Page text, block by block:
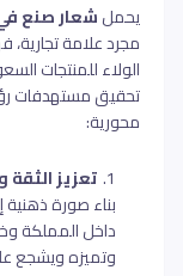
يحملشعار صنع
مجرد علامة
الولاء للمنتجات
محورية:
تعزيز الثقة
بناء صورة
داخل المملكة
وتميزه ويشجع